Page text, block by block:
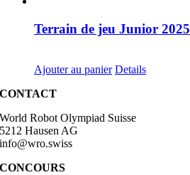
Terrain de jeu Junior 2025
Ajouter au panier Details
CONTACT
World Robot Olympiad Suisse
5212 Hausen AG
info@wro.swiss
CONCOURS